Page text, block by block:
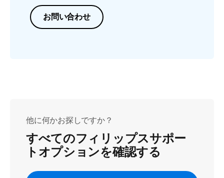
お問い合わせ
他に何かお探しですか？
すべてのフィリップスサポー
トオプションを確認する